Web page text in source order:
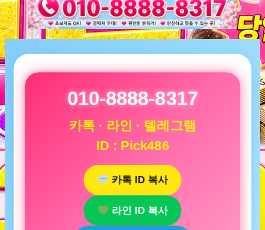
010-8888-8317
카톡 · 라인 · 텔레그램
ID : Pick486
카톡 ID 복사
라인 ID 복사